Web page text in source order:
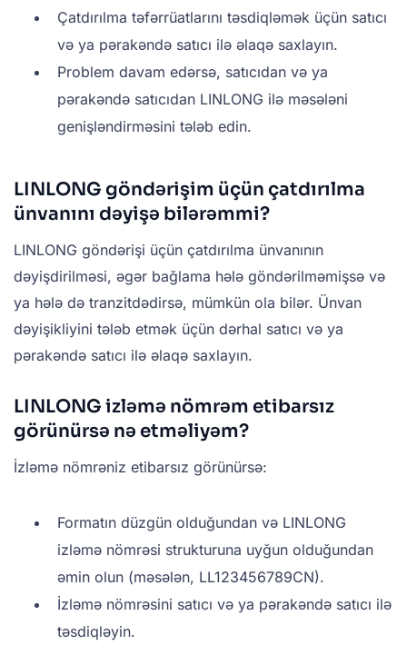
Çatdırılma təfərrüatlarını təsdiqləmək üçün satıcı
və ya pərakəndə satıcı ilə əlaqə saxlayın.
Problem davam edərsə, satıcıdan və ya
pərakəndə satıcıdan LINLONG ilə məsələni
genişləndirməsini tələb edin.
LINLONG göndərişim üçün çatdırılma
ünvanını dəyişə bilərəmmi?
LINLONG göndərişi üçün çatdırılma ünvanının
dəyişdirilməsi, əgər bağlama hələ göndərilməmişsə və
ya hələ də tranzitdədirsə, mümkün ola bilər. Ünvan
dəyişikliyini tələb etmək üçün dərhal satıcı və ya
pərakəndə satıcı ilə əlaqə saxlayın.
LINLONG izləmə nömrəm etibarsız
görünürsə nə etməliyəm?
İzləmə nömrəniz etibarsız görünürsə:
Formatın düzgün olduğundan və LINLONG
izləmə nömrəsi strukturuna uyğun olduğundan
əmin olun (məsələn, LL123456789CN).
İzləmə nömrəsini satıcı və ya pərakəndə satıcı ilə
təsdiqləyin.